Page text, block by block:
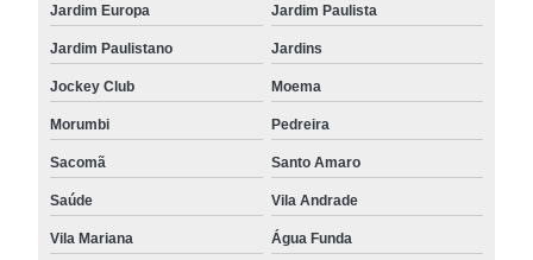
Jardim Europa Jardim Paulista
Jardim Paulistano Jardins
Jockey Club Moema
Morumbi Pedreira
Sacomã Santo Amaro
Saúde Vila Andrade
Vila Mariana Água Funda